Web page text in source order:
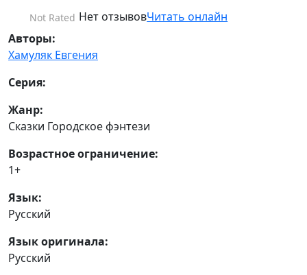
Not Rated Нет отзывовЧитать онлайн
Авторы:
Хамуляк Евгения
Серия:
Жанр:
Сказки Городское фэнтези
Возрастное ограничение:
1+
Язык:
Русский
Язык оригинала:
Русский